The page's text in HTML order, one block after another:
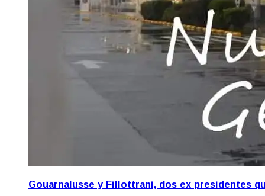
Gouarnalusse y Fillottrani, dos ex presidentes